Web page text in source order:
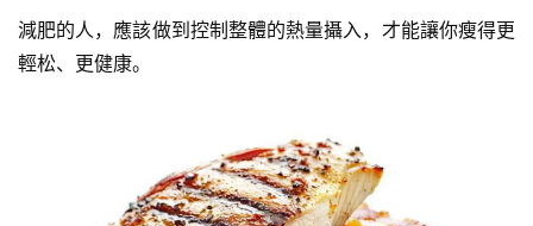
減肥的人，應該做到控制整體的熱量攝入，才能讓你瘦得更
輕松、更健康。